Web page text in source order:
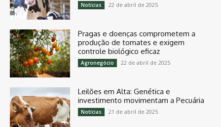
Notícias 22 de abril de 2025
Pragas e doenças comprometem a
produção de tomates e exigem
controle biológico eficaz
Agronegócio 22 de abril de 2025
Leilões em Alta: Genética e
investimento movimentam a Pecuária
Notícias 21 de abril de 2025